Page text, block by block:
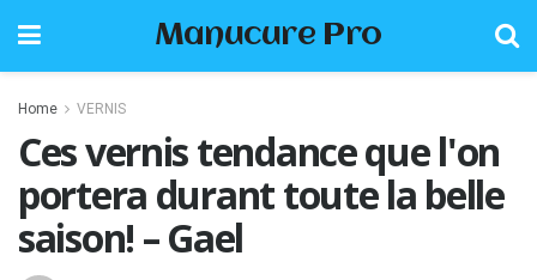
Manucure Pro
Home VERNIS
Ces vernis tendance que l'on
portera durant toute la belle
saison! – Gael